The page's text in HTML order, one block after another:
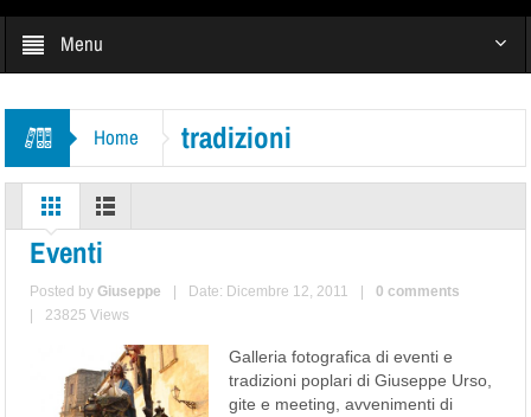
Menu
Home tradizioni
Eventi
Posted byGiuseppe Date: Dicembre 12, 2011
0 comments
23825 Views
Galleria fotografica di eventi e
tradizioni poplari di Giuseppe Urso,
gite e meeting, avvenimenti di